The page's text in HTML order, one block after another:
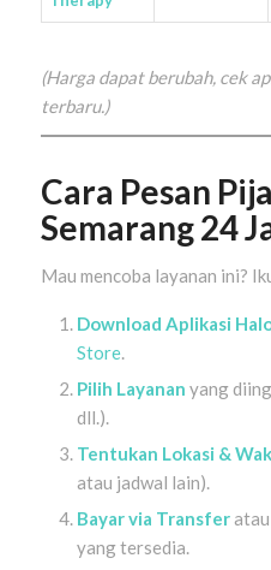
(Harga dapat berubah, cek
terbaru.)
Cara Pesan
Semarang 24
Mau mencoba layanan ini?
Download Aplikasi
Store.
Pilih Layanan yang
dll.).
Tentukan Lokasi &
atau jadwal lain).
Bayar via Transferatau
yang tersedia.